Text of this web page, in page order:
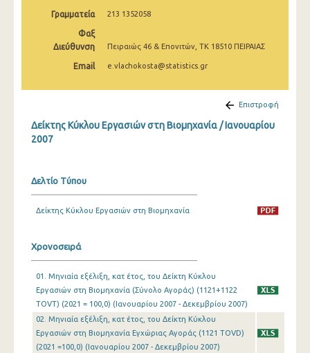
Μαρτίου 2025
Φεβρουαρίου 2025
Νοεμβρίου 2024
Σεπτεμβρίου 2024
Ιουνίου 2024
Μαΐου 2024
Απριλίου 2024
Μαρτίου 2024
Γραμματεία 213 1352058
Φαξ
Διεύθυνση
Πειραιώς 46 & Επονιτών, ΤΚ 18510 ΠΕΙΡΑΙΑΣ
Email e.vlachokosta@statistics.gr
Επιστροφή
Δείκτης Κύκλου Εργασιών στη Βιομηχανία / Ιανουαρίου
2007
Δελτίο Τύπου
Δείκτης Κύκλου Εργασιών στη Βιομηχανία
Χρονοσειρά
01. Μηνιαία εξέλιξη, κατ έτος, του Δείκτη Κύκλου
Εργασιών στη Βιομηχανία (Σύνολο Αγοράς) (1121+1122
TOVT) (2021 = 100,0) (Ιανουαρίου 2007 - Δεκεμβρίου 2007)
02. Μηνιαία εξέλιξη, κατ έτος, του Δείκτη Κύκλου
Εργασιών στη Βιομηχανία Εγχώριας Αγοράς (1121 TOVD)
(2021 =100,0) (Ιανουαρίου 2007 - Δεκεμβρίου 2007)